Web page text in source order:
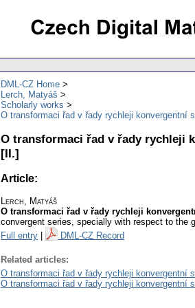
DML-CZ Home
Lerch, Matyáš
Scholarly works
O transformaci řad v řady rychleji konvergentní
O transformaci řad v řady rychleji
[II.]
Article:
Lerch, Matyáš
O transformaci řad v řady rychleji
convergent series, specially with respect to the
Full entry
DML-CZ Record
Related articles:
O transformaci řad v řady rychleji konvergentní
O transformaci řad v řady rychleji konvergentní